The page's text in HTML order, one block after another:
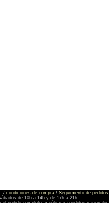
/ condiciones de compra / Seguimiento de pedidos
de 10h a 14h y de 17h a 21h.